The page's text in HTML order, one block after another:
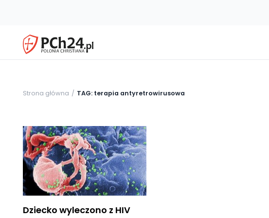
Strona główna TAG: terapia antyretrowirusowa
Dziecko wyleczono z HIV